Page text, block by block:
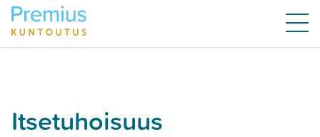
Itsetuhoisuus